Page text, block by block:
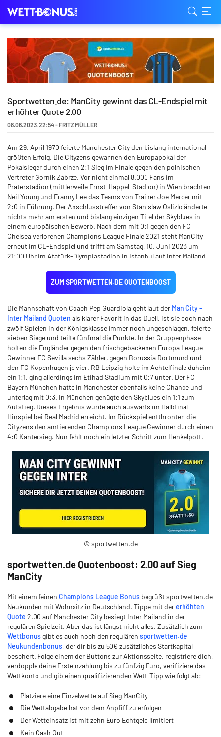
Sportwetten.de: ManCity gewinnt das CL-Endspiel mit
erhöhter Quote 2.00
08.06.2023,22:54- FRITZ MÜLLER
Am 29. April 1970 feierte Manchester City den bislang international
größten Erfolg. Die Cityzens gewannen den Europapokal der
Pokalsieger durch einen 2:1 Sieg im Finale gegen den polnischen
Vertreter Gornik Zabrze. Vor nicht einmal 8.000 Fans im
Praterstadion (mittlerweile Ernst-Happel-Stadion) in Wien brachten
Neil Young und Franny Lee das Teams von Trainer Joe Mercer mit
2:0 in Führung. Der Anschlusstreffer von Stanislaw Oslizlo änderte
nichts mehr am ersten und bislang einzigen Titel der Skyblues in
einem europäischen Bewerb. Nach dem mit 0:1 gegen den FC
Chelsea verlorenen Champions League Finale 2021 steht ManCity
erneut im CL-Endspiel und trifft am Samstag, 10. Juni 2023 um
21:00 Uhr im Atatürk-Olympiastadion in Istanbul auf Inter Mailand.
ZUM SPORTWETTEN.DE QUOTENBOOST
Die Mannschaft von Coach Pep Guardiola geht laut der Man City –
Inter Mailand Quoten als klarer Favorit in das Duell, ist sie doch nach
zwölf Spielen in der Königsklasse immer noch ungeschlagen, feierte
sieben Siege und teilte fünfmal die Punkte. In der Gruppenphase
holten die Engländer gegen den frischgebackenen Europa League
Gewinner FC Sevilla sechs Zähler, gegen Borussia Dortmund und
den FC Kopenhagen je vier. RB Leipzig holte im Achtelfinale daheim
ein 1:1, ging allerdings im Etihad Stadium mit 0:7 unter. Der FC
Bayern München hatte in Manchester ebenfalls keine Chance und
unterlag mit 0:3. In München genügte den Skyblues ein 1:1 zum
Aufstieg. Dieses Ergebnis wurde auch auswärts im Halbfinal-
Hinspiel bei Real Madrid erreicht. Im Rückspiel entthronten die
Cityzens den amtierenden Champions League Gewinner durch einen
4:0 Kantersieg. Nun fehlt noch ein letzter Schritt zum Henkelpott.
© sportwetten.de
sportwetten.de Quotenboost: 2.00 auf Sieg
ManCity
Mit einem feinen Champions League Bonus begrüßt sportwetten.de
Neukunden mit Wohnsitz in Deutschland. Tippe mit dererhöhten
Quote 2.00 auf Manchester City besiegt Inter Mailand in der
regulären Spielzeit. Aber das ist längst nicht alles. Zusätzlich zum
Wettbonusgibt es auch noch den regulären sportwetten.de
Neukundenbonus, der dir bis zu 50€ zusätzliches Startkapital
beschert. Folge einem der Buttons zur Aktionsseite, registriere dich,
verdopple deine Ersteinzahlung bis zu fünfzig Euro, verifiziere das
Wettkonto und gib einen qualifizierenden Wett-Tipp wie folgt ab:
Platziere eine Einzelwette auf Sieg ManCity
Die Wettabgabe hat vor dem Anpfiff zu erfolgen
Der Wetteinsatz ist mit zehn Euro Echtgeld limitiert
Kein Cash Out